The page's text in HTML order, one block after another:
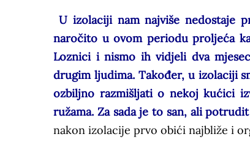
U izolaciji nam najviše nedostaje
naročito u ovom periodu proljeća
Loznici i nismo ih vidjeli dva
drugim ljudima. Također, u izolaciji
ozbiljno razmišljati o nekoj kućici
ružama. Za sada je to san, ali
nakon izolacije prvo obići najbliže i